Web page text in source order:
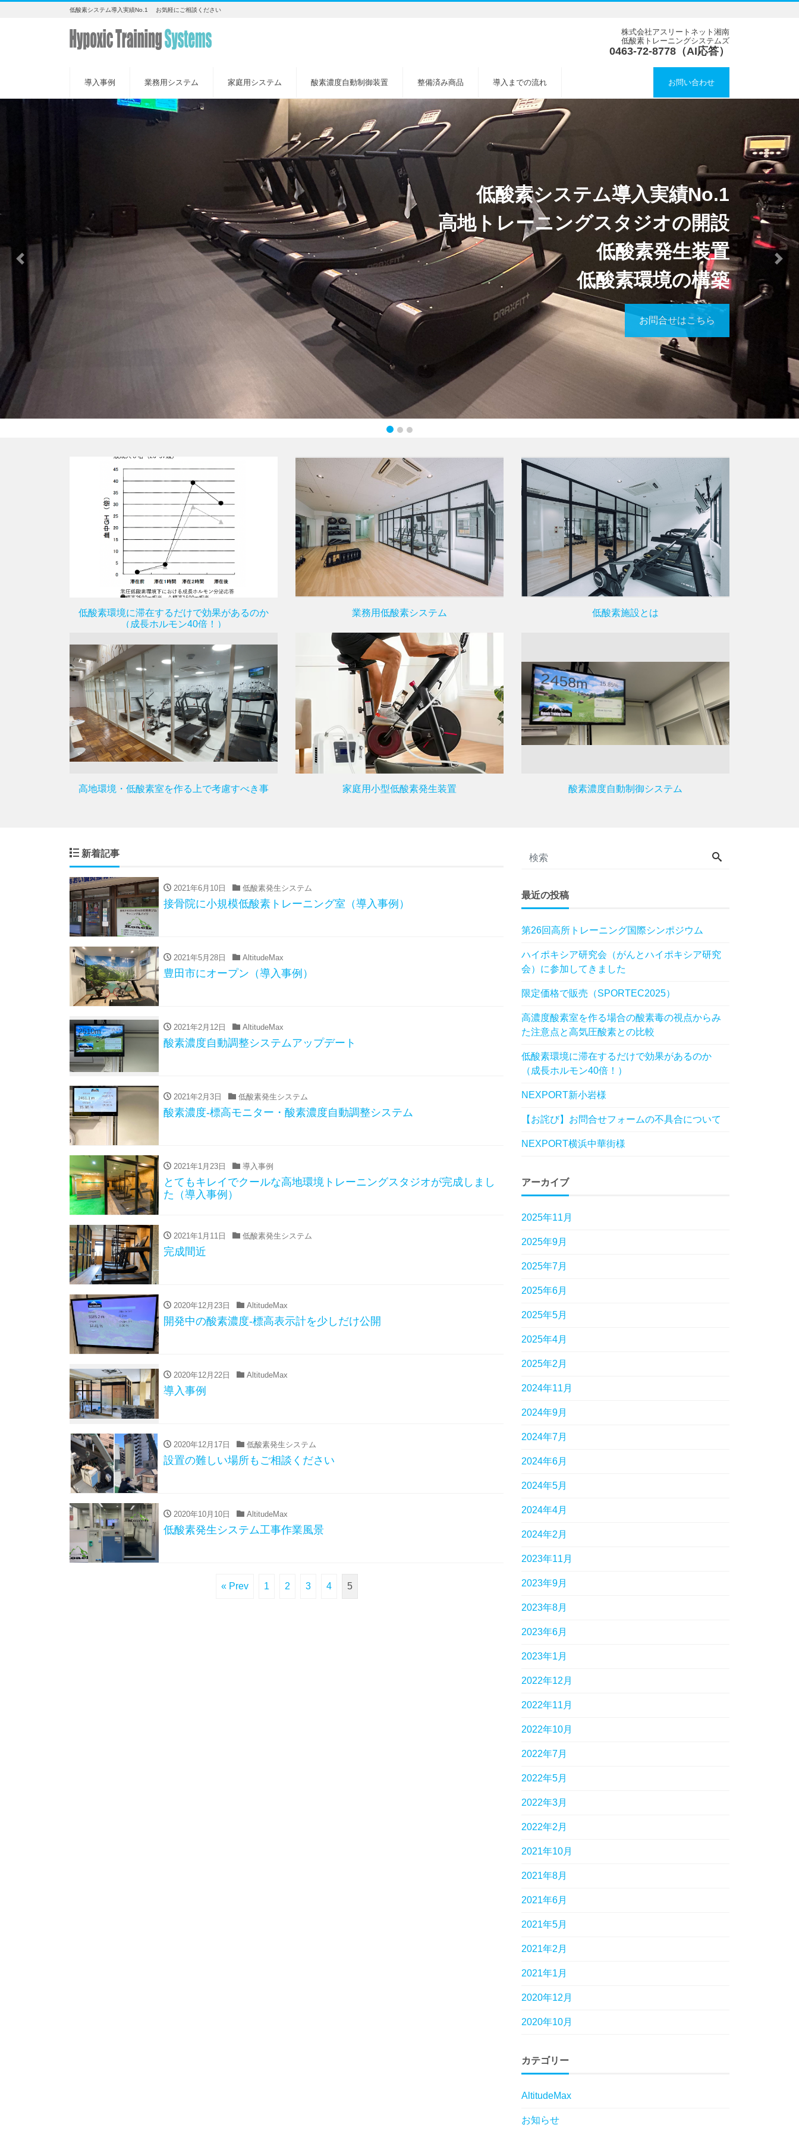
低酸素システム導入実績No.1 お気軽にご相談ください
株式会社アスリートネット湘南
低酸素トレーニングシステムズ
0463-72-8778（AI応答）
導入事例 業務用システム 家庭用システム 酸素濃度自動制御装置 整備済み商品 導入までの流れ お問い合わせ
Previous Next
低酸素システム導入実績No.1
高地トレーニングスタジオの開設
低酸素発生装置
低酸素環境の構築
お問合せはこちら
低酸素環境に滞在するだけで効果があるのか
（成長ホルモン40倍！）
業務用低酸素システム 低酸素施設とは
高地環境・低酸素室を作る上で考慮すべき事 家庭用小型低酸素発生装置 酸素濃度自動制御システム
新着記事
2021年6月10日 低酸素発生システム
接骨院に小規模低酸素トレーニング室（導入事例）
2021年5月28日 AltitudeMax
豊田市にオープン（導入事例）
2021年2月12日 AltitudeMax
酸素濃度自動調整システムアップデート
2021年2月3日 低酸素発生システム
酸素濃度-標高モニター・酸素濃度自動調整システム
2021年1月23日 導入事例
とてもキレイでクールな高地環境トレーニングスタジオが完成しまし
た（導入事例）
2021年1月11日 低酸素発生システム
完成間近
2020年12月23日 AltitudeMax
開発中の酸素濃度-標高表示計を少しだけ公開
2020年12月22日 AltitudeMax
導入事例
2020年12月17日 低酸素発生システム
設置の難しい場所もご相談ください
2020年10月10日 AltitudeMax
低酸素発生システム工事作業風景
« Prev 1 2 3 4 5
最近の投稿
第26回高所トレーニング国際シンポジウム
ハイポキシア研究会（がんとハイポキシア研究
会）に参加してきました
限定価格で販売（SPORTEC2025）
高濃度酸素室を作る場合の酸素毒の視点からみ
た注意点と高気圧酸素との比較
低酸素環境に滞在するだけで効果があるのか
（成長ホルモン40倍！）
NEXPORT新小岩様
【お詫び】お問合せフォームの不具合について
NEXPORT横浜中華街様
アーカイブ
2025年11月
2025年9月
2025年7月
2025年6月
2025年5月
2025年4月
2025年2月
2024年11月
2024年9月
2024年7月
2024年6月
2024年5月
2024年4月
2024年2月
2023年11月
2023年9月
2023年8月
2023年6月
2023年1月
2022年12月
2022年11月
2022年10月
2022年7月
2022年5月
2022年3月
2022年2月
2021年10月
2021年8月
2021年6月
2021年5月
2021年2月
2021年1月
2020年12月
2020年10月
カテゴリー
AltitudeMax
お知らせ